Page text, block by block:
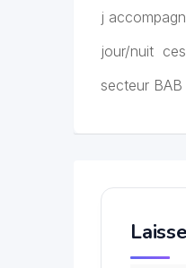
j
jour/nuit
secteur